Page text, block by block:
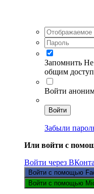
Запомнить Не
общим
Войти
Войти
Забыли
Или войти с
Войти через
Войти с помощью
Войти с помощью